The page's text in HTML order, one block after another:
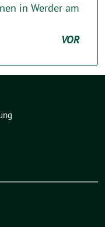
in Werder am
VOR